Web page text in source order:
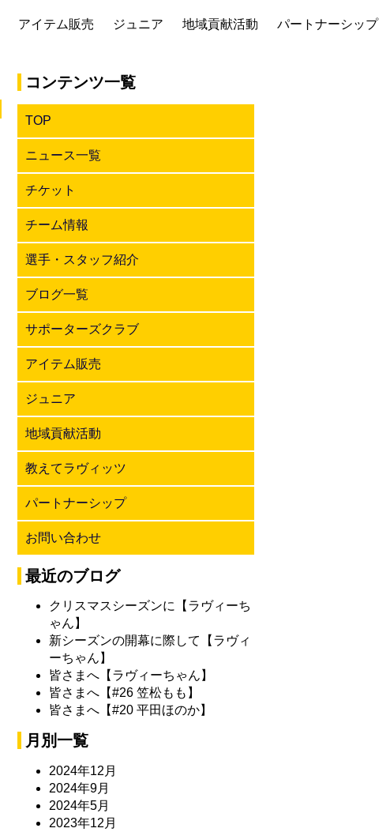
アイテム販売 ジュニア 地域貢献活動 パートナーシップ
コンテンツ一覧
TOP
ニュース一覧
チケット
チーム情報
選手・スタッフ紹介
ブログ一覧
サポーターズクラブ
アイテム販売
ジュニア
地域貢献活動
教えてラヴィッツ
パートナーシップ
お問い合わせ
最近のブログ
クリスマスシーズンに【ラヴィーち
ゃん】
新シーズンの開幕に際して【ラヴィ
ーちゃん】
皆さまへ【ラヴィーちゃん】
皆さまへ【#26 笠松もも】
皆さまへ【#20 平田ほのか】
月別一覧
2024年12月
2024年9月
2024年5月
2023年12月